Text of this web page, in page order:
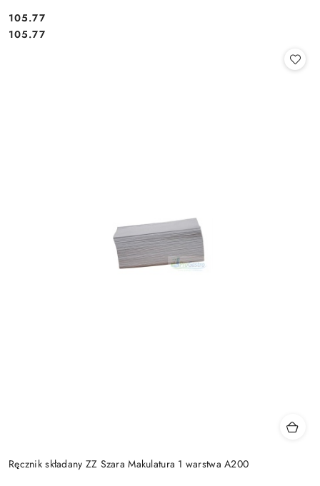
Cena:
105.77
Cena:
105.77
Ręcznik składany ZZ Szara Makulatura 1 warstwa A200